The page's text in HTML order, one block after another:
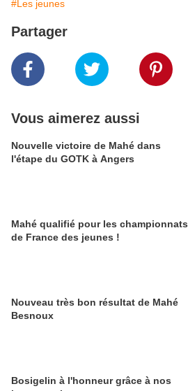
#Les jeunes
Partager
Vous aimerez aussi
Nouvelle victoire de Mahé dans
l'étape du GOTK à Angers
Mahé qualifié pour les championnats
de France des jeunes !
Nouveau très bon résultat de Mahé
Besnoux
Bosigelin à l'honneur grâce à nos